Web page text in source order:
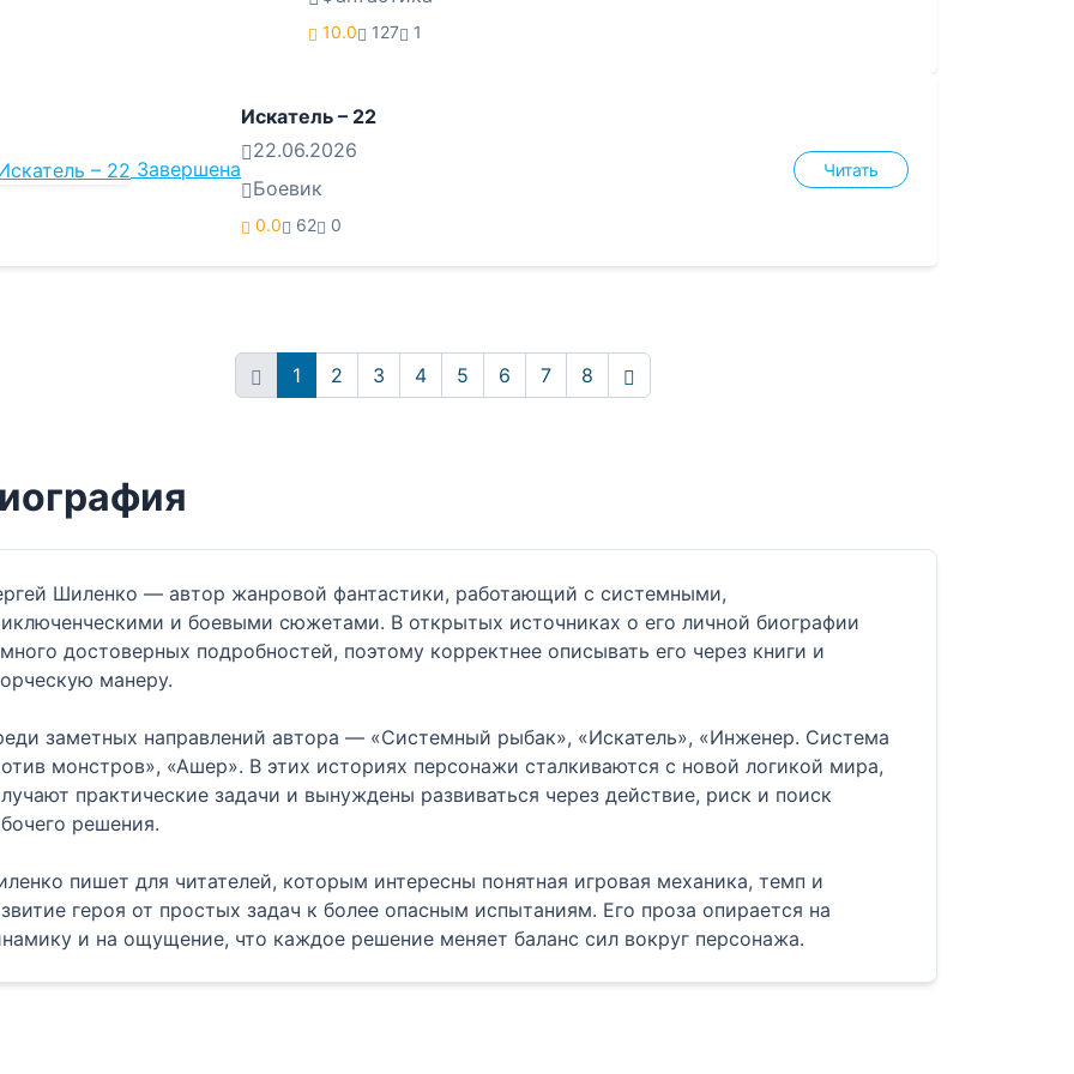
10.0 127 1
Завершена
Искатель – 22
22.06.2026
Боевик
0.0 62 0
Читать
1 2 3 4 5 6 7 8
Вперёд
Шиленко — автор жанровой фантастики, работающий с системными,
и боевыми сюжетами. В открытых источниках о его личной биографии
достоверных подробностей, поэтому корректнее описывать его через книги и
манеру.
заметных направлений автора — «Системный рыбак», «Искатель», «Инженер. Система
монстров», «Ашер». В этих историях персонажи сталкиваются с новой логикой мира,
практические задачи и вынуждены развиваться через действие, риск и поиск
решения.
пишет для читателей, которым интересны понятная игровая механика, темп и
героя от простых задач к более опасным испытаниям. Его проза опирается на
и на ощущение, что каждое решение меняет баланс сил вокруг персонажа.